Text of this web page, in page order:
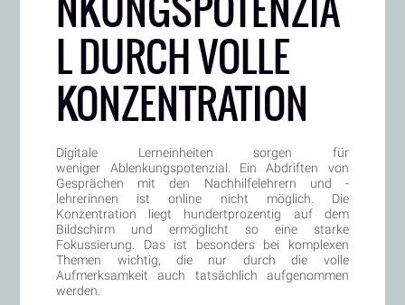
L DURCH VOLLE
KONZENTRATION
Digitale Lerneinheiten sorgen für
weniger Ablenkungspotenzial. Ein Abdriften von
Gesprächen mit den Nachhilfelehrern und -
lehrerinnen ist online nicht möglich. Die
Konzentration liegt hundertprozentig auf dem
Bildschirm und ermöglicht so eine starke
Fokussierung. Das ist besonders bei komplexen
Themen wichtig, die nur durch die volle
Aufmerksamkeit auch tatsächlich aufgenommen
werden.